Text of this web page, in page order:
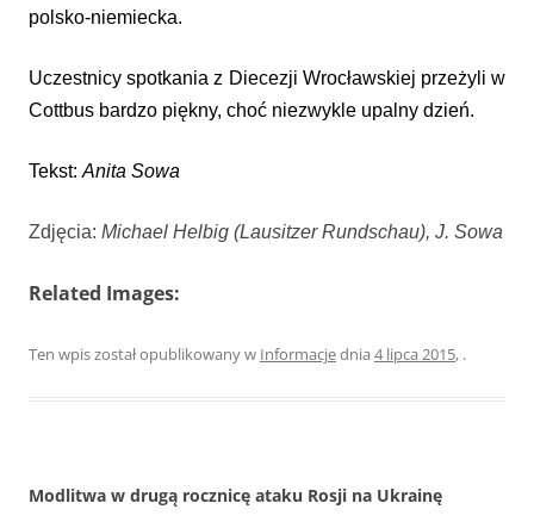
polsko-niemiecka.
Uczestnicy spotkania z Diecezji Wrocławskiej przeżyli w
Cottbus bardzo piękny, choć niezwykle upalny dzień.
Tekst: Anita Sowa
Zdjęcia: Michael Helbig (Lausitzer Rundschau), J. Sowa
Related Images:
Ten wpis został opublikowany w Informacjednia 4 lipca 2015, .
Modlitwa w drugą rocznicę ataku Rosji na Ukrainę